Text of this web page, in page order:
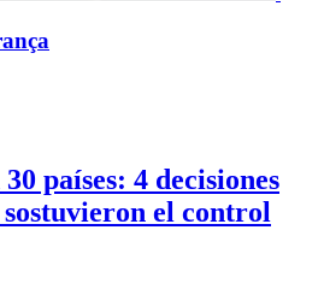
países: 4 decisiones
el control